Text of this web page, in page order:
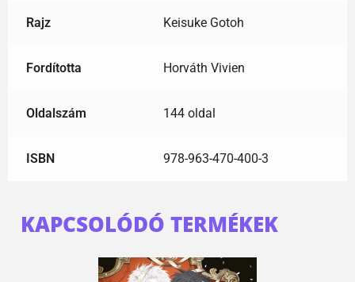
Rajz Keisuke Gotoh
Fordította Horváth Vivien
Oldalszám 144 oldal
ISBN 978-963-470-400-3
KAPCSOLÓDÓ TERMÉKEK